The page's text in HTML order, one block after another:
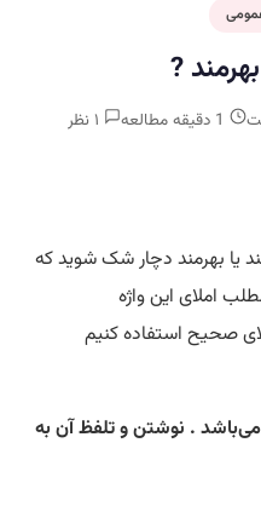
?
یا بهرمند دچار شک شوید که
املای این واژه
صحیح استفاده کنیم
. نوشتن و تلفظ آن به